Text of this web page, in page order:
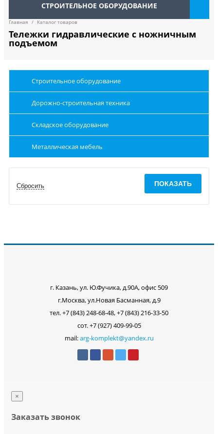
СТРОИТЕЛЬНОЕ ОБОРУДОВАНИЕ
Главная / Каталог товаров
Тележки гидравлические с ножничным
подъемом
Строительное оборудование
Дорожно-строительная техника
Складское оборудование
Металлическая мебель
г. Казань, ул. Ю.Фучика, д.90А, офис 509
г.Москва, ул.Новая Басманная, д.9
тел. +7 (843) 248-68-48, +7 (843) 216-33-50
сот. +7 (927) 409-99-05
mail:arg-komplekt@yandex.ru
×
Заказать звонок